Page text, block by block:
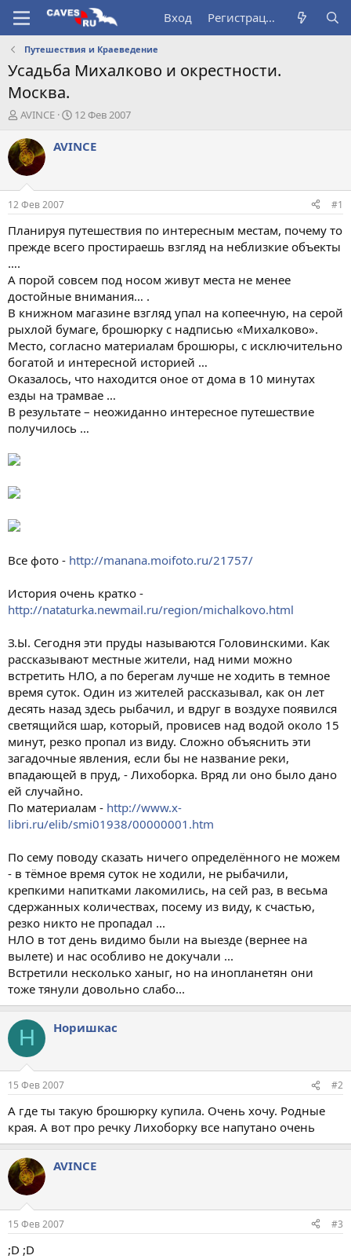
Вход Регистрация
Путешествия и Краеведение
Усадьба Михалково и окрестности.
Москва.
А
т
о
р
т
е
м
ы
AVINCE
Д
т
а
л
а
12 Фев 2007
AVINCE
12 Фев 2007 #1
Планируя путешествия по интересным местам, почему то
прежде всего простираешь взгляд на неблизкие объекты
….
А порой совсем под носом живут места не менее
достойные внимания… .
В книжном магазине взгляд упал на копеечную, на серой
рыхлой бумаге, брошюрку с надписью «Михалково».
Место, согласно материалам брошюры, с исключительно
богатой и интересной историей …
Оказалось, что находится оное от дома в 10 минутах
езды на трамвае …
В результате – неожиданно интересное путешествие
получилось …
Все фото - http://manana.moifoto.ru/21757/
История очень кратко -
http://nataturka.newmail.ru/region/michalkovo.html
З.Ы. Сегодня эти пруды называются Головинскими. Как
рассказывают местные жители, над ними можно
встретить НЛО, а по берегам лучше не ходить в темное
время суток. Один из жителей рассказывал, как он лет
десять назад здесь рыбачил, и вдруг в воздухе появился
светящийся шар, который, провисев над водой около 15
минут, резко пропал из виду. Сложно объяснить эти
загадочные явления, если бы не название реки,
впадающей в пруд, - Лихоборка. Вряд ли оно было дано
ей случайно.
По материалам - http://www.x-
libri.ru/elib/smi01938/00000001.htm
По сему поводу сказать ничего определённого не можем
- в тёмное время суток не ходили, не рыбачили,
крепкими напитками лакомились, на сей раз, в весьма
сдержанных количествах, посему из виду, к счастью,
резко никто не пропадал ...
НЛО в тот день видимо были на выезде (вернее на
вылете) и нас особливо не докучали ...
Встретили несколько ханыг, но на инопланетян они
тоже тянули довольно слабо...
Н Норишкас
15 Фев 2007 #2
А где ты такую брошюрку купила. Очень хочу. Родные
края. А вот про речку Лихоборку все напутано очень
AVINCE
15 Фев 2007 #3
;D ;D